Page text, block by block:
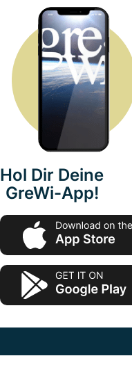
Hol Dir Deine
GreWi-App!